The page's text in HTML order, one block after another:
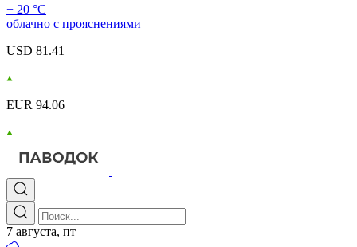
+ 20 °С
облачно с прояснениями
USD 81.41
EUR 94.06
7 августа, пт